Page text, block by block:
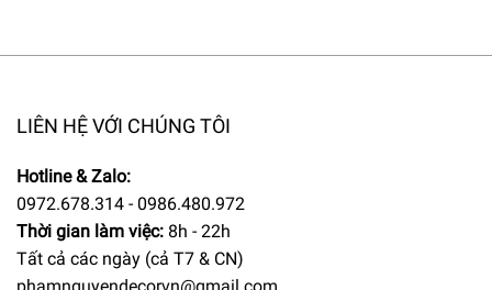
LIÊN HỆ VỚI CHÚNG TÔI
Hotline & Zalo:
0972.678.314 - 0986.480.972
Thời gian làm việc: 8h - 22h
Tất cả các ngày (cả T7 & CN)